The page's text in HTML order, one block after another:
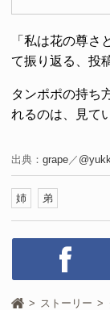
「私は花の尊
て振り返る、投
タンポポの持ち
れるのは、見て
出典： grape／
姉 弟
ストーリー